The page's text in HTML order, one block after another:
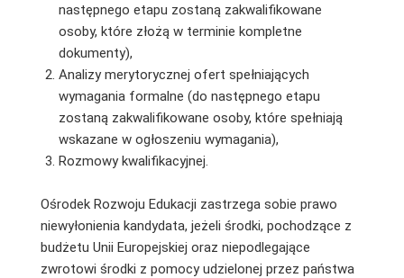
następnego etapu zostaną zakwalifikowane
osoby, które złożą w terminie kompletne
dokumenty),
Analizy merytorycznej ofert spełniających
wymagania formalne (do następnego etapu
zostaną zakwalifikowane osoby, które spełniają
wskazane w ogłoszeniu wymagania),
Rozmowy kwalifikacyjnej.
Ośrodek Rozwoju Edukacji zastrzega sobie prawo
niewyłonienia kandydata, jeżeli środki, pochodzące z
budżetu Unii Europejskiej oraz niepodlegające
zwrotowi środki z pomocy udzielonej przez państwa